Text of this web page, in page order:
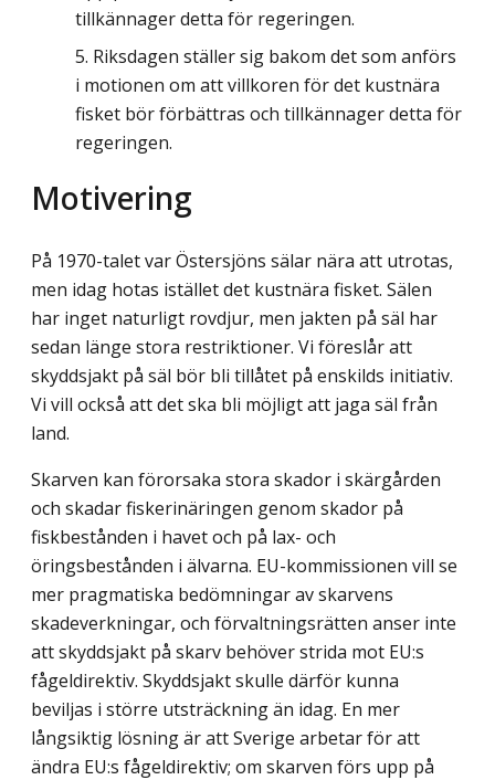
tillkännager detta för regeringen.
Riksdagen ställer sig bakom det som anförs
i motionen om att villkoren för det kustnära
fisket bör förbättras och tillkännager detta för
regeringen.
Motivering
På 1970-talet var Östersjöns sälar nära att utrotas,
men idag hotas istället det kustnära fisket. Sälen
har inget naturligt rovdjur, men jakten på säl har
sedan länge stora restrik­tioner. Vi föreslår att
skyddsjakt på säl bör bli tillåtet på enskilds initiativ.
Vi vill också att det ska bli möjligt att jaga säl från
land.
Skarven kan förorsaka stora skador i skärgården
och skadar fiskerinäringen genom skador på
fiskbestånden i havet och på lax- och
öringsbestånden i älvarna. EU-kommis­sionen vill se
mer pragmatiska bedömningar av skarvens
skadeverkningar, och förvalt­nings­rätten anser inte
att skyddsjakt på skarv behöver strida mot EU:s
fågeldirektiv. Skyddsjakt skulle därför kunna
beviljas i större utsträckning än idag. En mer
långsiktig lösning är att Sverige arbetar för att
ändra EU:s fågeldirektiv; om skarven förs upp på